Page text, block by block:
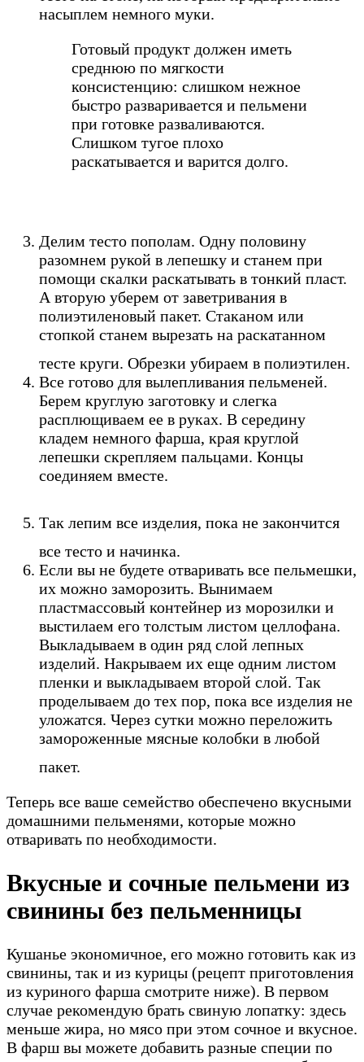
насыплем немного муки.
Готовый продукт должен иметь
среднюю по мягкости
консистенцию: слишком нежное
быстро разваривается и пельмени
при готовке разваливаются.
Слишком тугое плохо
раскатывается и варится долго.
Делим тесто пополам. Одну половину
разомнем рукой в лепешку и станем при
помощи скалки раскатывать в тонкий пласт.
А вторую уберем от заветривания в
полиэтиленовый пакет. Стаканом или
стопкой станем вырезать на раскатанном
тесте круги. Обрезки убираем в полиэтилен.
Все готово для вылепливания пельменей.
Берем круглую заготовку и слегка
расплющиваем ее в руках. В середину
кладем немного фарша, края круглой
лепешки скрепляем пальцами. Концы
соединяем вместе.
Так лепим все изделия, пока не закончится
все тесто и начинка.
Если вы не будете отваривать все пельмешки,
их можно заморозить. Вынимаем
пластмассовый контейнер из морозилки и
выстилаем его толстым листом целлофана.
Выкладываем в один ряд слой лепных
изделий. Накрываем их еще одним листом
пленки и выкладываем второй слой. Так
проделываем до тех пор, пока все изделия не
уложатся. Через сутки можно переложить
замороженные мясные колобки в любой
пакет.
Теперь все ваше семейство обеспечено вкусными
домашними пельменями, которые можно
отваривать по необходимости.
Вкусные и сочные пельмени из
свинины без пельменницы
Кушанье экономичное, его можно готовить как из
свинины, так и из курицы (рецепт приготовления
из куриного фарша смотрите ниже). В первом
случае рекомендую брать свиную лопатку: здесь
меньше жира, но мясо при этом сочное и вкусное.
В фарш вы можете добавить разные специи по